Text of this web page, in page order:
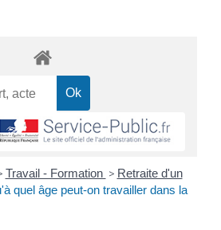
Travail - Formation > Retraite d'un
quel âge peut-on travailler dans la